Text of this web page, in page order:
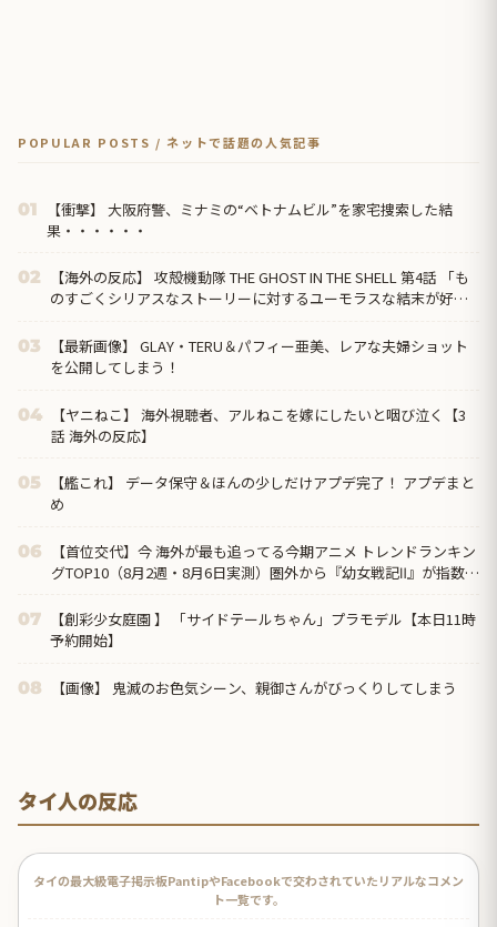
POPULAR POSTS / ネットで話題の人気記事
01
【衝撃】 大阪府警、ミナミの“ベトナムビル”を家宅捜索した結
果・・・・・・
02
【海外の反応】 攻殻機動隊 THE GHOST IN THE SHELL 第4話 「も
のすごくシリアスなストーリーに対するユーモラスな結末が好
03
【最新画像】 GLAY・TERU＆パフィー亜美、レアな夫婦ショット
を公開してしまう！
04
【ヤニねこ】 海外視聴者、アルねこを嫁にしたいと咽び泣く【3
話 海外の反応】
05
【艦これ】 データ保守＆ほんの少しだけアプデ完了！ アプデまと
め
06
【首位交代】今 海外が最も追ってる今期アニメ トレンドランキン
グTOP10（8月2週・8月6日実測）圏外から『幼女戦記Ⅱ』が指数
07
【創彩少女庭園 】 「サイドテールちゃん」プラモデル【本日11時
予約開始】
08 【画像】 鬼滅のお色気シーン、親御さんがびっくりしてしまう
タイ人の反応
タイの最大級電子掲示板PantipやFacebookで交わされていたリアルなコメン
ト一覧です。